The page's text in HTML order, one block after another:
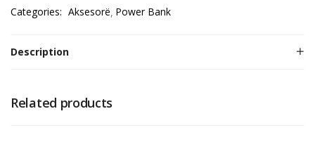
Categories: Aksesorë Power Bank
Description
Related products